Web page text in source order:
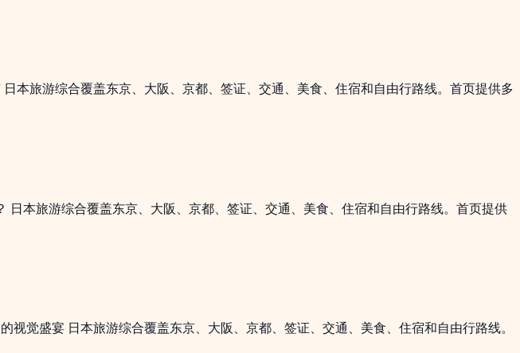
本旅游综合覆盖东京、大阪、京都、签证、交通、美食、住宿和自由行路线。首页提供多
本旅游综合覆盖东京、大阪、京都、签证、交通、美食、住宿和自由行路线。首页提供
觉盛宴 日本旅游综合覆盖东京、大阪、京都、签证、交通、美食、住宿和自由行路线。